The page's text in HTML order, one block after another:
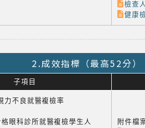
檢查
健康
2.成效指標（最高52分）
子項目
不良就醫複檢率
眼科診所就醫複檢學生人
附件檔